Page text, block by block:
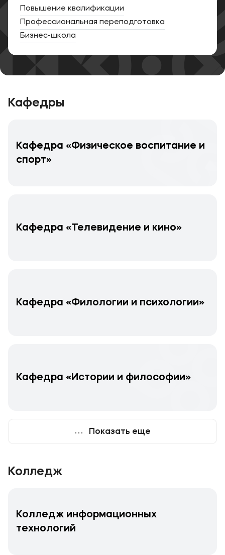
Повышение квалификации
Профессиональная переподготовка
Бизнес-школа
Кафедры
Кафедра «Физическоe воспитаниe и
спорт»
Кафедра «Телевидение и кино»
Кафедра «Филологии и психологии»
Кафедра «Истории и философии»
Показать еще
Колледж
Колледж информационных
технологий